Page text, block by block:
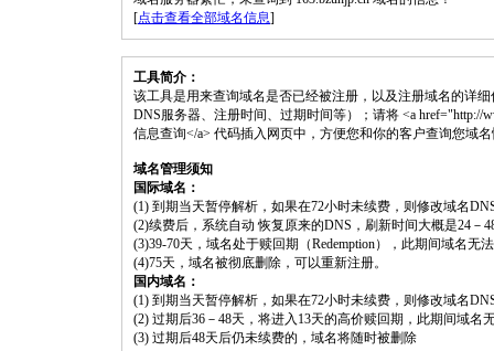
[点击查看全部域名信息]
工具简介：
该工具是用来查询域名是否已经被注册，以及注册域名的详
DNS服务器、注册时间、过期时间等）；请将 <a href="http://
信息查询</a> 代码插入网页中，方便您和你的客户查询您域
域名管理须知
国际域名：
(1) 到期当天暂停解析，如果在72小时未续费，则修改域名
(2)续费后，系统自动 恢复原来的DNS，刷新时间大概是24－
(3)39-70天，域名处于赎回期（Redemption），此期间域名无
(4)75天，域名被彻底删除，可以重新注册。
国内域名：
(1) 到期当天暂停解析，如果在72小时未续费，则修改域名
(2) 过期后36－48天，将进入13天的高价赎回期，此期间域名
(3) 过期后48天后仍未续费的，域名将随时被删除